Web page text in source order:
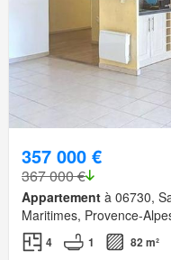
357 000 €
367 000 €
Appartement à 06730,
Maritimes, Provence-
4 1 82 m²